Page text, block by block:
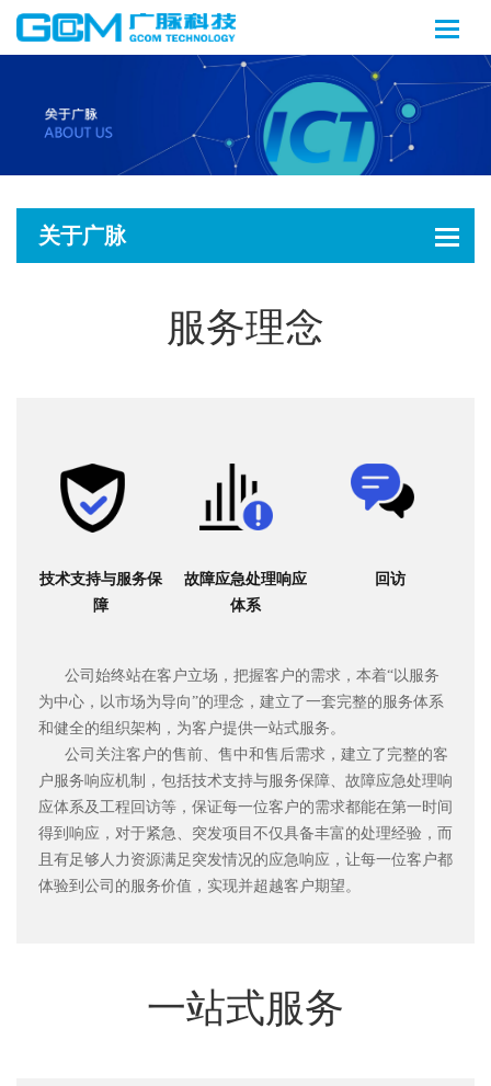
关于广脉
服务理念
技术支持与服务保
障
故障应急处理响应
体系
回访
公司始终站在客户立场，把握客户的需求，本着“以服务
为中心，以市场为导向”的理念，建立了一套完整的服务体系
和健全的组织架构，为客户提供一站式服务。
公司关注客户的售前、售中和售后需求，建立了完整的客
户服务响应机制，包括技术支持与服务保障、故障应急处理响
应体系及工程回访等，保证每一位客户的需求都能在第一时间
得到响应，对于紧急、突发项目不仅具备丰富的处理经验，而
且有足够人力资源满足突发情况的应急响应，让每一位客户都
体验到公司的服务价值，实现并超越客户期望。
一站式服务